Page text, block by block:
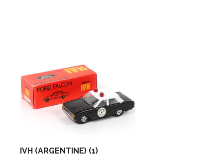
IVH (ARGENTINE) (1)